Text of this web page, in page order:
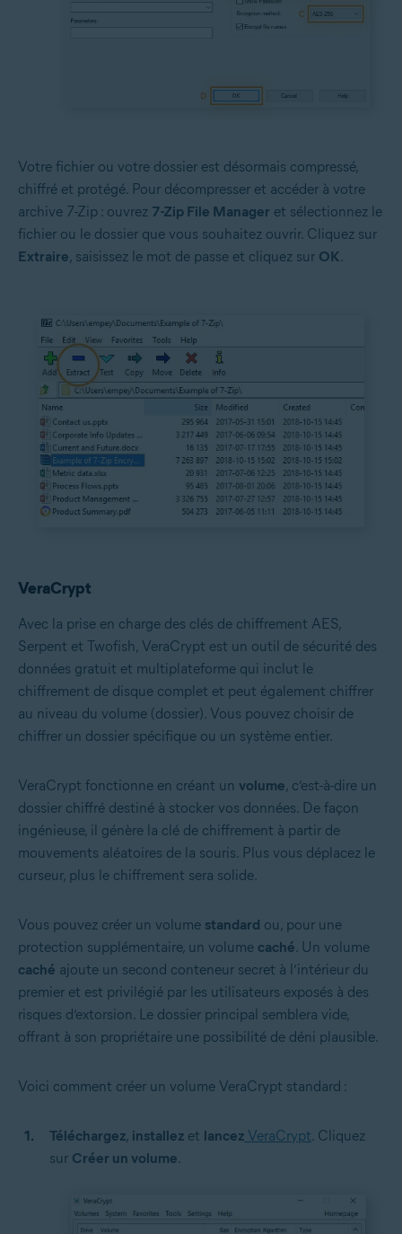
Votre fichier ou votre dossier est désormais compressé,
chiffré et protégé. Pour décompresser et accéder à votre
archive 7-Zip : ouvrez 7-Zip File Manager et sélectionnez le
fichier ou le dossier que vous souhaitez ouvrir. Cliquez sur
Extraire, saisissez le mot de passe et cliquez sur OK.
VeraCrypt
Avec la prise en charge des clés de chiffrement AES,
Serpent et Twofish, VeraCrypt est un outil de sécurité des
données gratuit et multiplateforme qui inclut le
chiffrement de disque complet et peut également chiffrer
au niveau du volume (dossier). Vous pouvez choisir de
chiffrer un dossier spécifique ou un système entier.
VeraCrypt fonctionne en créant un volume, c’est-à-dire un
dossier chiffré destiné à stocker vos données. De façon
ingénieuse, il génère la clé de chiffrement à partir de
mouvements aléatoires de la souris. Plus vous déplacez le
curseur, plus le chiffrement sera solide.
Vous pouvez créer un volume standard ou, pour une
protection supplémentaire, un volume caché. Un volume
caché ajoute un second conteneur secret à l’intérieur du
premier et est privilégié par les utilisateurs exposés à des
risques d’extorsion. Le dossier principal semblera vide,
offrant à son propriétaire une possibilité de déni plausible.
Voici comment créer un volume VeraCrypt standard :
Téléchargez, installez et lancez VeraCrypt. Cliquez
sur Créer un volume.